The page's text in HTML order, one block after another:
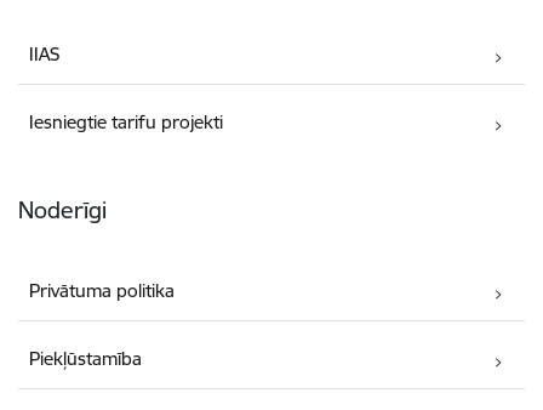
IIAS
Iesniegtie tarifu projekti
Noderīgi
Privātuma politika
Piekļūstamība